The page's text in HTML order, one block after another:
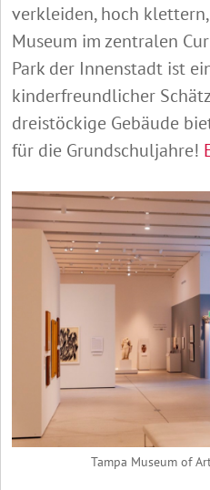
verkleiden, hoch
Museum im zentralen
Park der Innenstadt ist
kinderfreundlicher
dreistöckige Gebäude
für die Grundschuljahre!
Tampa Museum of